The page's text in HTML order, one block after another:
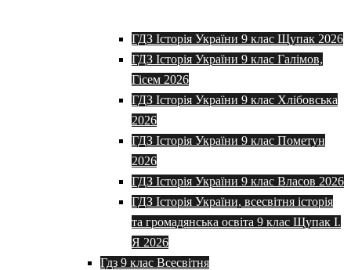
ГДЗ Історія України 9 клас Щупак 2026
ГДЗ Історія України 9 клас Галімов,
Гісем 2026
ГДЗ Історія України 9 клас Хлібовська
2026
ГДЗ Історія України 9 клас Пометун
2026
ГДЗ Історія України 9 клас Власов 2026
ГДЗ Історія України, всесвітня історія
та громадянська освіта 9 клас Щупак І.
Я 2026
Гдз 9 клас Всесвітня